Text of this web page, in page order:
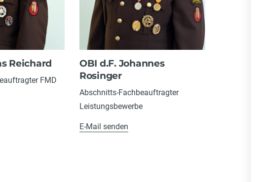
Reichard
FMD
OBI d.F. Johannes
Rosinger
Abschnitts-Fachbeauftragter
Leistungsbewerbe
E-Mail senden